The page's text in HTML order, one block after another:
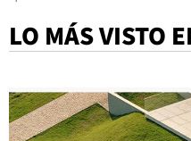
LO MÁS VISTO